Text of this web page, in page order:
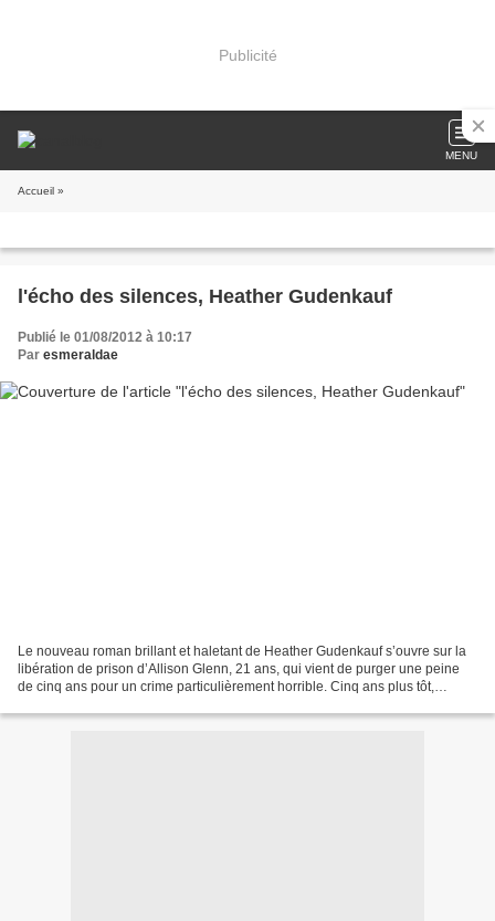
Publicité
MENU
Accueil »
l'écho des silences, Heather Gudenkauf
Publié le 01/08/2012 à 10:17
Par esmeraldae
Le nouveau roman brillant et haletant de Heather Gudenkauf s’ouvre sur la
libération de prison d’Allison Glenn, 21 ans, qui vient de purger une peine
de cinq ans pour un crime particulièrement horrible. Cinq ans plus tôt,